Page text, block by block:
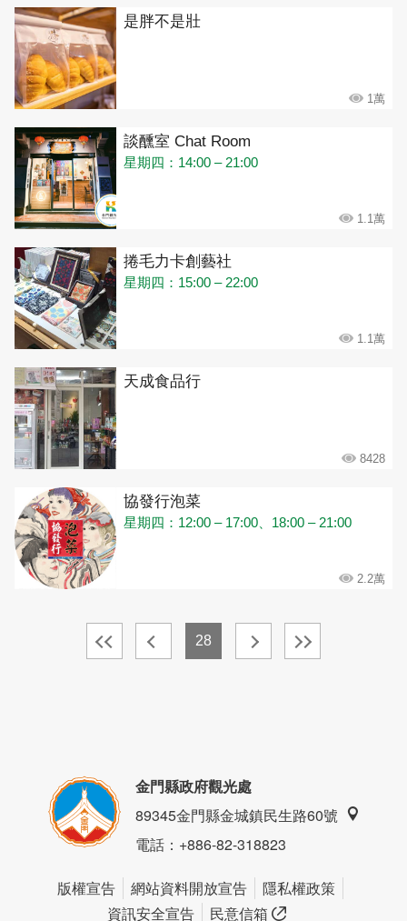
是胖不是壯
1萬
談醺室 Chat Room
星期四：14:00 – 21:00
1.1萬
捲毛力卡創藝社
星期四：15:00 – 22:00
1.1萬
天成食品行
8428
協發行泡菜
星期四：12:00 – 17:00、18:00 – 21:00
2.2萬
28
金門縣政府觀光處
89345金門縣金城鎮民生路60號
電話：+886-82-318823
版權宣告 網站資料開放宣告
隱私權政策
資訊安全宣告
民意信箱